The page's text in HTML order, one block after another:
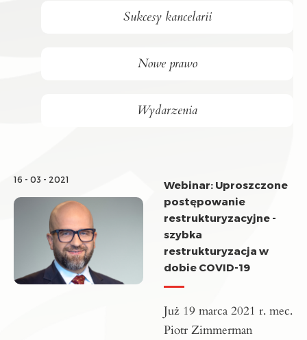
Sukcesy kancelarii
Nowe prawo
Wydarzenia
16 - 03 - 2021
Webinar: Uproszczone
postępowanie
restrukturyzacyjne -
szybka
restrukturyzacja w
dobie COVID-19
Już 19 marca 2021 r. mec.
Piotr Zimmerman